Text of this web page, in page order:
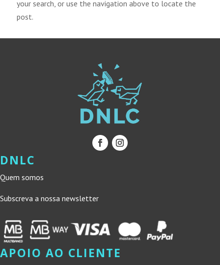
your search, or use the navigation above to locate the
post.
DNLC
Quem somos
Subscreva a nossa newsletter
APOIO AO CLIENTE